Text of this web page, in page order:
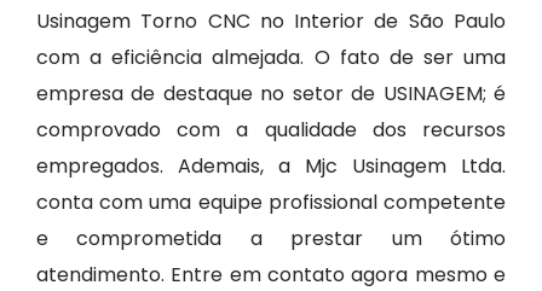
Usinagem Torno CNC no Interior de São Paulo
com a eficiência almejada. O fato de ser uma
empresa de destaque no setor de USINAGEM; é
comprovado com a qualidade dos recursos
empregados. Ademais, a Mjc Usinagem Ltda.
conta com uma equipe profissional competente
e comprometida a prestar um ótimo
atendimento. Entre em contato agora mesmo e